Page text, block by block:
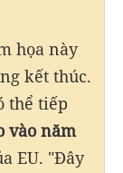
họa này
kết thúc.
thể tiếp
vào năm
EU. "Đây